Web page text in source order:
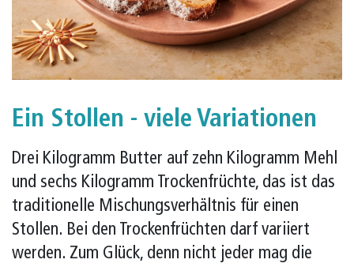
Ein Stollen - viele Variationen
Drei Kilogramm Butter auf zehn Kilogramm Mehl
und sechs Kilogramm Trockenfrüchte, das ist das
traditionelle Mischungsverhältnis für einen
Stollen. Bei den Trockenfrüchten darf variiert
werden. Zum Glück, denn nicht jeder mag die